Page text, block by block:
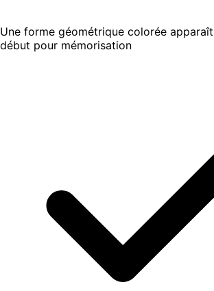
Une forme géométrique colorée
début pour mémorisation